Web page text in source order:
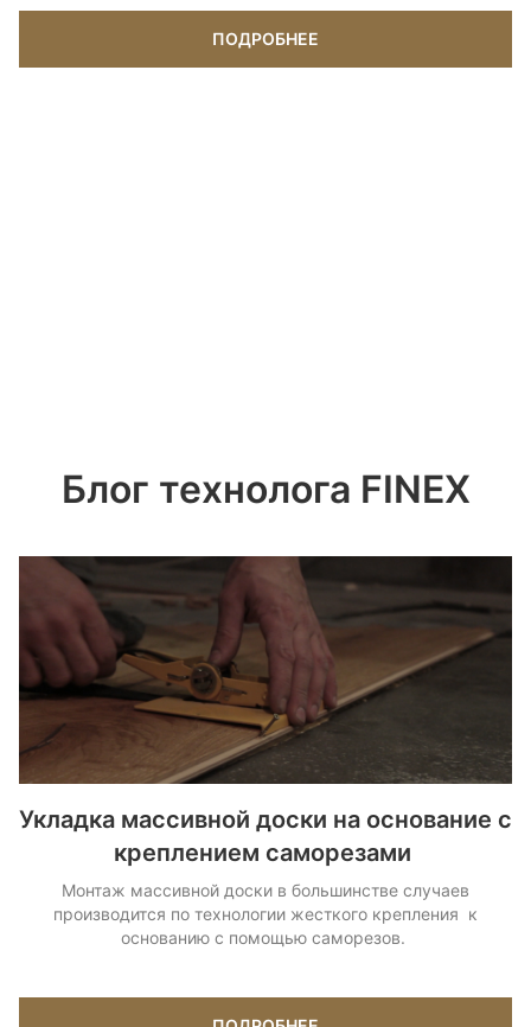
ПОДРОБНЕЕ
Блог технолога FINEX
Укладка массивной доски на основание с
креплением саморезами
Монтаж массивной доски в большинстве случаев
производится по технологии жесткого крепления к
основанию с помощью саморезов.